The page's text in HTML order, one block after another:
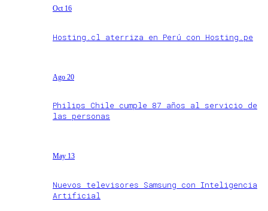
Oct 16
Hosting.cl aterriza en Perú con Hosting.pe
Ago 20
Philips Chile cumple 87 años al servicio de
las personas
May 13
Nuevos televisores Samsung con Inteligencia
Artificial